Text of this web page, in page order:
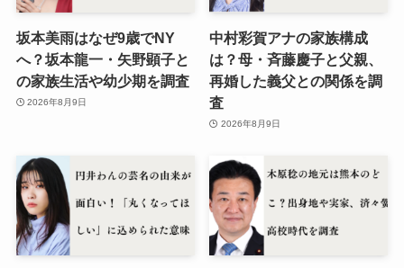
坂本美雨はなぜ9歳でNY
へ？坂本龍一・矢野顕子と
の家族生活や幼少期を調査
2026年8月9日
中村彩賀アナの家族構成
は？母・斉藤慶子と父親、
再婚した義父との関係を調
査
2026年8月9日